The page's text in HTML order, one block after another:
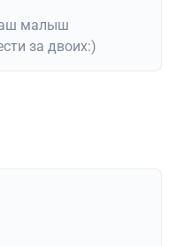
малыш
за двоих:)